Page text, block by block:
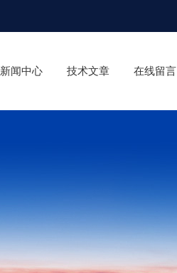
新闻中心 技术文章 在线留言